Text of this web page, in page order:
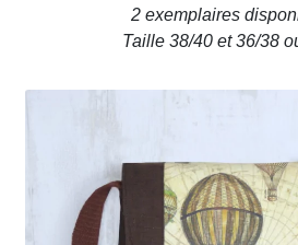
2 exemplaires
Taille 38/40 et 36/38